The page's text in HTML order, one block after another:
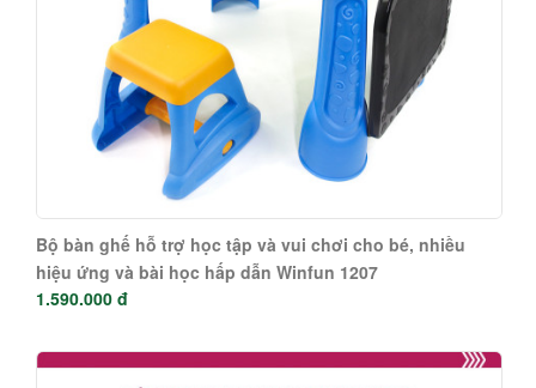
Bộ bàn ghế hỗ trợ học tập và vui chơi cho bé, nhiều
hiệu ứng và bài học hấp dẫn Winfun 1207
1.590.000 đ